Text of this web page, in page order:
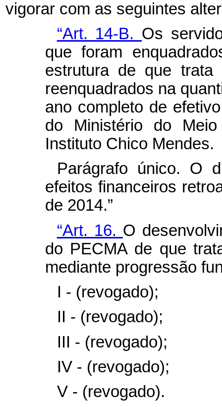
vigorar com as seguintes
“Art. 14-B. Os
que foram
estrutura de que
reenquadrados na
ano completo de
do Ministério do
Instituto Chico Mendes.
Parágrafo único. O
efeitos financeiros
de 2014.”
“Art. 16. O
do PECMA de que
mediante progressão
I - (revogado);
II - (revogado);
III - (revogado);
IV - (revogado);
V - (revogado).